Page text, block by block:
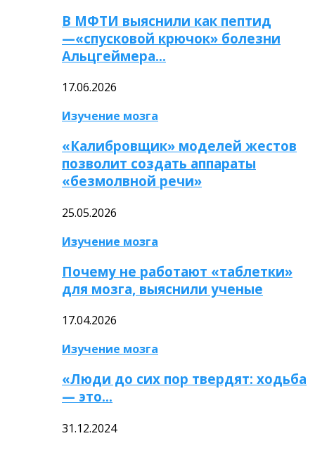
В МФТИ выяснили как пептид
—«спусковой крючок» болезни
Альцгеймера…
17.06.2026
Изучение мозга
«Калибровщик» моделей жестов
позволит создать аппараты
«безмолвной речи»
25.05.2026
Изучение мозга
Почему не работают «таблетки»
для мозга, выяснили ученые
17.04.2026
Изучение мозга
«Люди до сих пор твердят: ходьба
— это…
31.12.2024